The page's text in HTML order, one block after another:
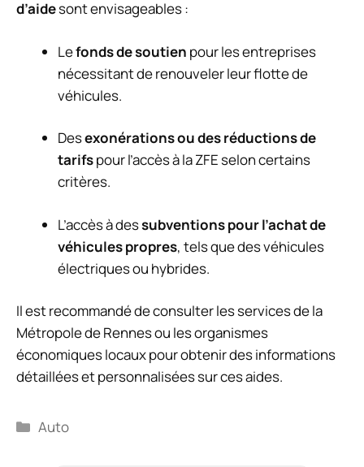
d’aidesont envisageables :
Lefonds de soutien pour les entreprises
nécessitant de renouveler leur flotte de
véhicules.
Desexonérations ou des réductions de
tarifspour l’accès à la ZFE selon certains
critères.
L’accès à dessubventions pour l’achat de
véhicules propres, tels que des véhicules
électriques ou hybrides.
Il est recommandé de consulter les services de la
Métropole de Rennes ou les organismes
économiques locaux pour obtenir des informations
détaillées et personnalisées sur ces aides.
Catégories
Auto